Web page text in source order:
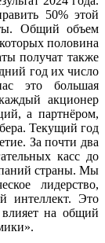
50% этой
Общий объем
половина
получат также
год их число
это большая
акционер
а партнёром,
Текущий год
За почти два
касс до
страны. Мы
лидерство,
интеллект. Это
на общий